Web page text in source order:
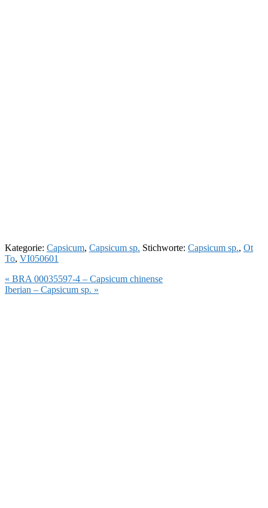
Kategorie: Capsicum, Capsicum sp. Stichworte: Capsicum sp., Ot
To, VI050601
Vorheriger
Beitrag:
« BRA 00035597-4 – Capsicum chinense
Nächster
Iberian – Capsicum sp. »